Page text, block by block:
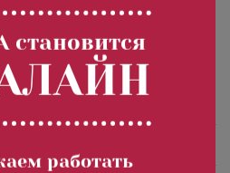
в омоложении!
А16.01.024
становится
работать